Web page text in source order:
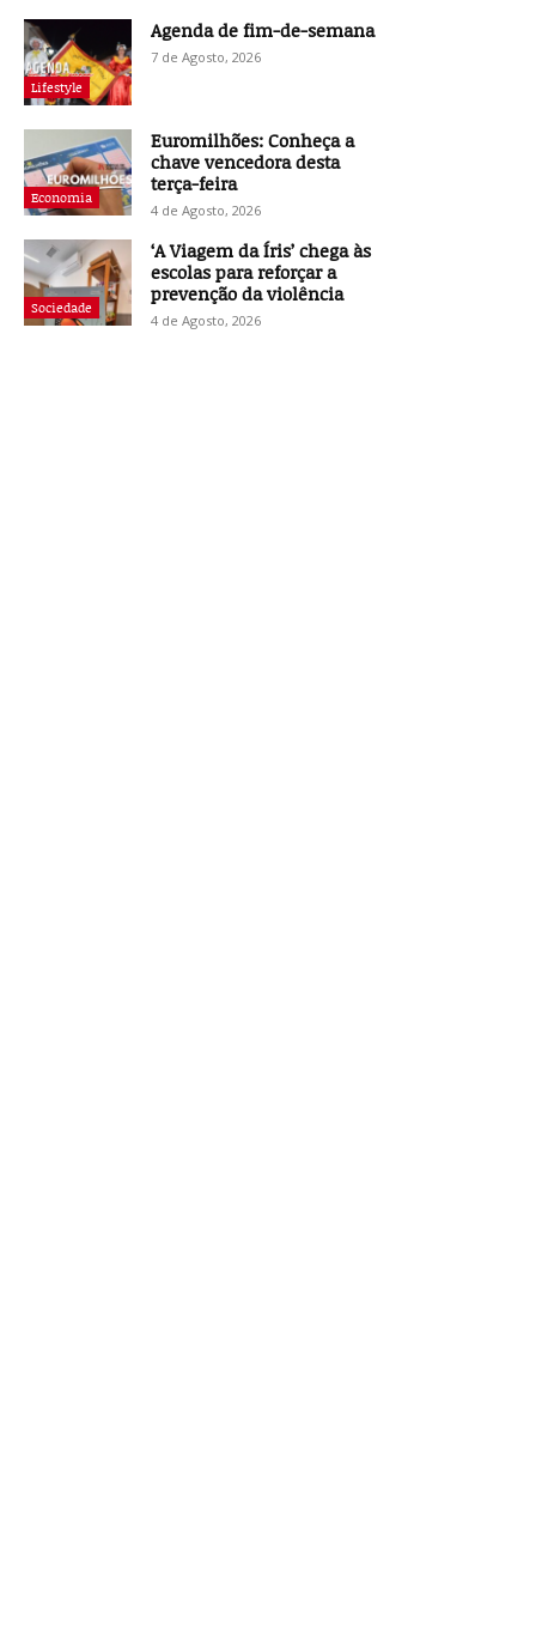
Lifestyle
Agenda de fim-de-semana
7 de Agosto, 2026
Economia
Euromilhões: Conheça a
chave vencedora desta
terça-feira
4 de Agosto, 2026
Sociedade
‘A Viagem da Íris’ chega às
escolas para reforçar a
prevenção da violência
4 de Agosto, 2026